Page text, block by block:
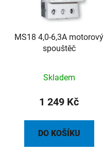
MS18 4,0-6,3A motorový
spouštěč
Skladem
1 249 Kč
DO KOŠÍKU